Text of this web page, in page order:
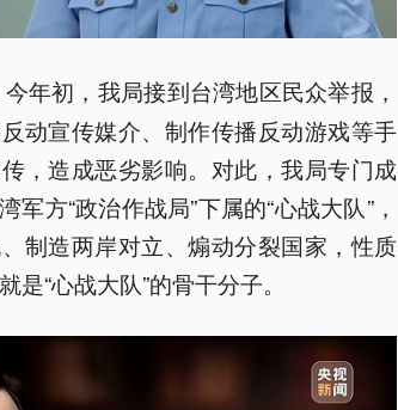
今年初，我局接到台湾地区民众举报，
动宣传媒介、制作传播反动游戏等手
，造成恶劣影响。对此，我局专门成
方“政治作战局”下属的“心战大队”，
制造两岸对立、煽动分裂国家，性质
“心战大队”的骨干分子。